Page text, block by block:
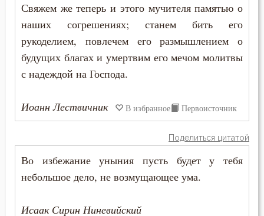
Добродетель
Друг
Дух Святой
Духовная жизнь
Еда
Ересь
Свяжем же теперь и этого мучителя памятью о
наших согрешениях; станем бить его
рукоделием, повлечем его размышлением о
будущих благах и умертвим его мечом молитвы
с надеждой на Господа.
Иоанн Лествичник В избранное Первоисточник
Поделиться цитатой
Во избежание уныния пусть будет у тебя
небольшое дело, не возмущающее ума.
Исаак Сирин Ниневийский